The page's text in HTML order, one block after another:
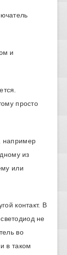
и
просто
например
из
или
контакт. В
не
во
в таком